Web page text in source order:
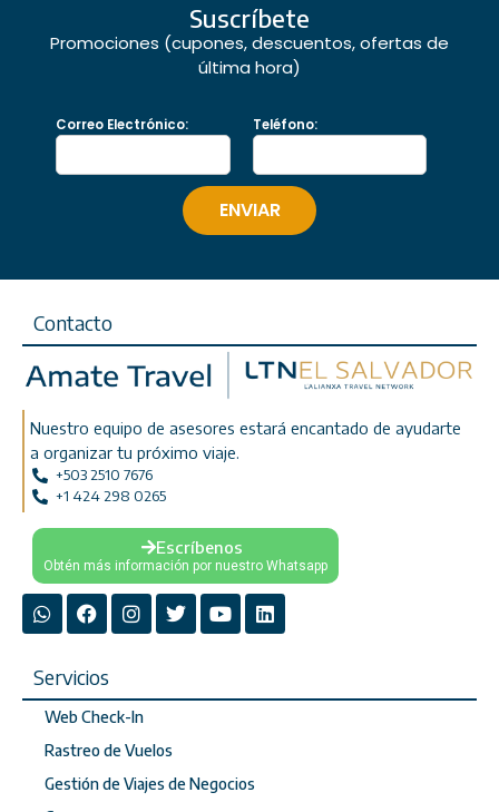
Suscríbete
Promociones (cupones, descuentos, ofertas de
última hora)
Correo Electrónico: Teléfono:
Contacto
Nuestro equipo de asesores estará encantado de ayudarte
a organizar tu próximo viaje.
+503 2510 7676
+1 424 298 0265
Escríbenos
Obtén más información por nuestro Whatsapp
Servicios
Web Check-In
Rastreo de Vuelos
Gestión de Viajes de Negocios